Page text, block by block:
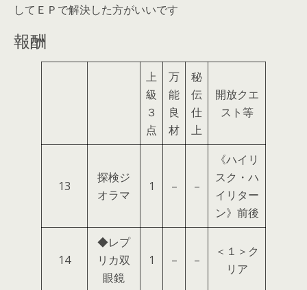
してＥＰで解決した方がいいです
報酬
上
級
３
点
万
能
良
材
秘
伝
仕
上
開放クエ
スト等
13
探検ジ
オラマ
1 – –
《ハイリ
スク・ハ
イリター
ン》前後
14
◆レプ
リカ双
眼鏡
1 – –
＜１＞ク
リア